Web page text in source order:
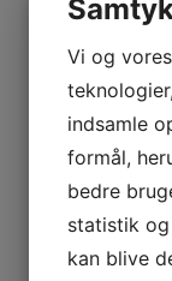
24. marts 2026
Vi og
indsamle
formål,
bedre
statistik
kan blive